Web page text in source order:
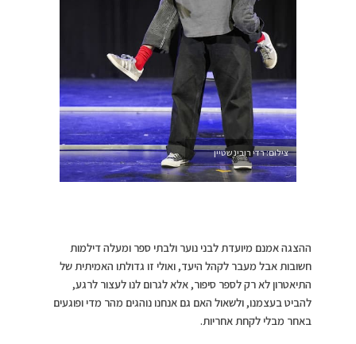
צילום: רדי רובינשטיין
ההצגה אמנם מיועדת לבני נוער ולבתי ספר ומעלה דילמות
חשובות אבל מעבר לקהל היעד, ואולי זו גדולתו האמיתית של
התיאטרון לא רק לספר סיפור, אלא לגרום לנו לעצור לרגע,
להביט בעצמנו, ולשאול האם גם אנחנו נוהגים מהר מדי ופוגעים
באחר מבלי לקחת אחריות.